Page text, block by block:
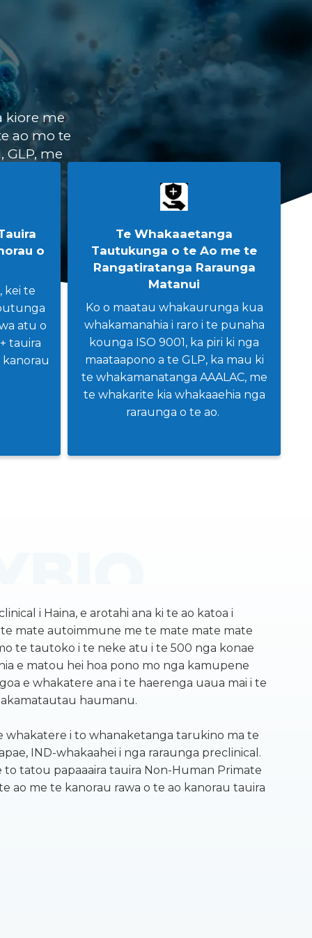
kiore me
ao mo te
GLP, me
o
kei te
atu o
tauira
Te Whakaaetanga
Tautukunga o te Ao me te
Rangatiratanga Raraunga
Matanui
Ko o maatau whakaurunga kua
whakamanahia i raro i te punaha
kounga ISO 9001, ka piri ki nga
maataapono a te GLP, ka mau ki
te whakamanatanga AAALAC, me
te whakarite kia whakaaehia nga
raraunga o te ao.
i Haina, e arotahi ana ki te ao katoa i
mate autoimmune me te mate mate mate
te tautoko i te neke atu i te 500 nga konae
e matou hei hoa pono mo nga kamupene
e whakatere ana i te haerenga uaua mai i te
haumanu.
whakatere i to whanaketanga tarukino ma te
IND-whakaahei i nga raraunga preclinical.
to tatou papaaaira tauira Non-Human Primate
ao me te kanorau rawa o te ao kanorau tauira